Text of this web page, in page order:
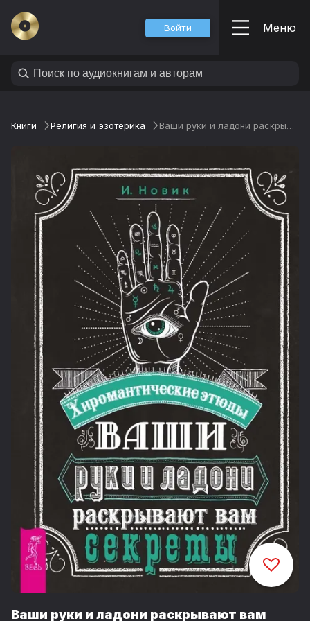
Войти Меню
Книги Религия и эзотерика Ваши руки и ладони раскрывают вам секреты. Хиромантические этюды
Ваши руки и ладони раскрывают вам